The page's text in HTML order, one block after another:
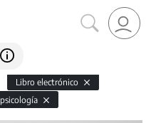
Libro electrónico
psicología